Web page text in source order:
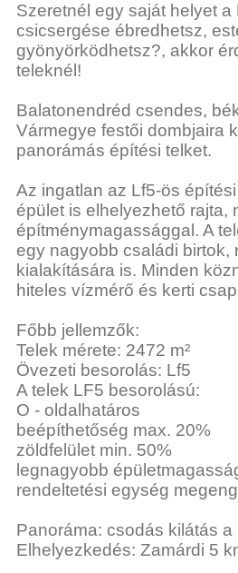
Szeretnél egy saját helyet
csicsergése ébredhetsz,
gyönyörködhetsz?, akkor
teleknél!
Balatonendréd csendes,
Vármegye festői dombjaira
panorámás építési telket.
Az ingatlan az Lf5-ös
épület is elhelyezhető rajta,
építménymagassággal. A
egy nagyobb családi
kialakítására is. Minden
hiteles vízmérő és kerti
Főbb jellemzők:
Telek mérete: 2472 m²
Övezeti besorolás: Lf5
A telek LF5 besorolású:
O - oldalhatáros
beépíthetőség max. 20%
zöldfelület min. 50%
legnagyobb
rendeltetési egység
Panoráma: csodás kilátás
Elhelyezkedés: Zamárdi 5